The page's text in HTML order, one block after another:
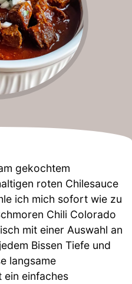
gekochtem
roten Chilesauce
ich mich sofort wie zu
Chili Colorado
mit einer Auswahl an
Bissen Tiefe und
langsame
ein einfaches